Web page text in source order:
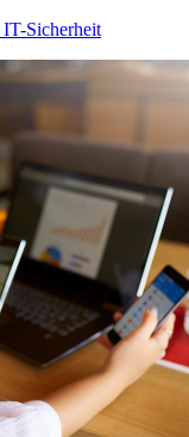
Sicherheit